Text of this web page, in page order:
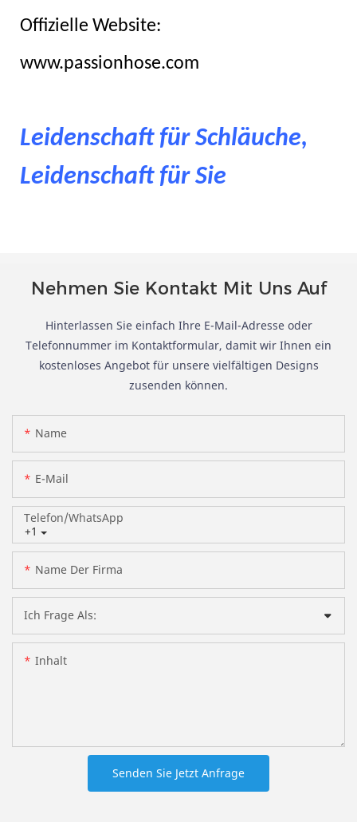
Offizielle Website:
www.passionhose.com
Leidenschaft für Schläuche,
Leidenschaft für Sie
Nehmen Sie Kontakt Mit Uns Auf
Hinterlassen Sie einfach Ihre E-Mail-Adresse oder
Telefonnummer im Kontaktformular, damit wir Ihnen ein
kostenloses Angebot für unsere vielfältigen Designs
zusenden können.
Name
E-Mail
+1
Telefon/WhatsApp
Name Der Firma
Ich Frage Als:
Inhalt
Senden Sie Jetzt Anfrage